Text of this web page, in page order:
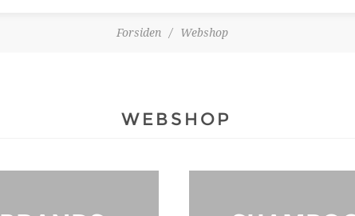
Forsiden / Webshop
WEBSHOP